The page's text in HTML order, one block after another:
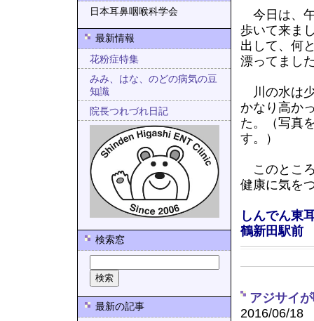
日本耳鼻咽喉科学会
最新情報
花粉症特集
みみ、はな、のどの病気の豆
知識
院長つれづれ日記
検索窓
最新の記事
今日は、
歩いて来ま
出して、何
漂ってまし
川の水は
かなり高か
た。（写真
す。）
このとこ
健康に気を
しんでん東
鶴新田駅前
アジサイ
2016/06/18